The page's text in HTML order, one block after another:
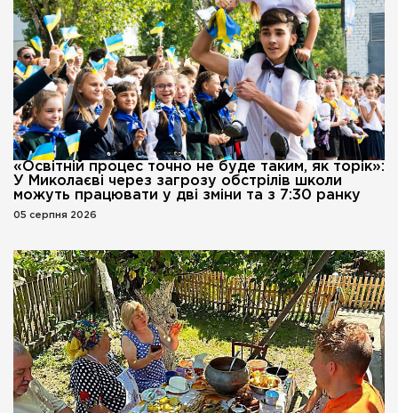
«Освітній процес точно не буде таким, як торік»:
У Миколаєві через загрозу обстрілів школи
можуть працювати у дві зміни та з 7:30 ранку
05 серпня 2026